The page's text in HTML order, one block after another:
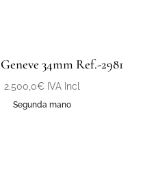
34mm Ref.-2981
2.500,0€ IVA Incl
Segunda mano